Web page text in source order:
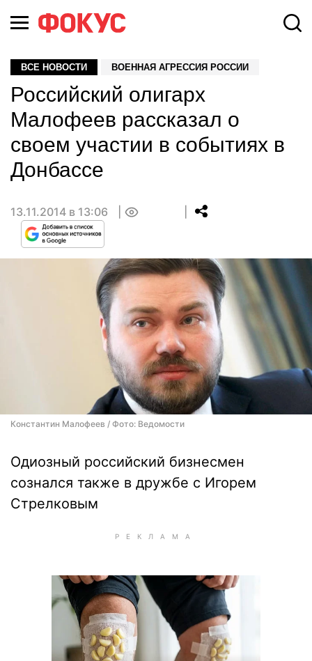
ВСЕ НОВОСТИ ВОЕННАЯ АГРЕССИЯ РОССИИ
Российский олигарх
Малофеев рассказал о
своем участии в событиях в
Донбассе
13.11.2014 в 13:06
Константин Малофеев / Фото: Ведомости
Одиозный российский бизнесмен
сознался также в дружбе с Игорем
Стрелковым